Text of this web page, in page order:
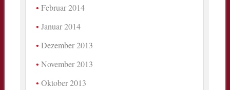
Februar 2014
Januar 2014
Dezember 2013
November 2013
Oktober 2013